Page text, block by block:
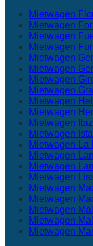
Mietwagen
Mietwagen
Mietwagen
Mietwagen
Mietwagen
Mietwagen
Mietwagen
Mietwagen
Mietwagen
Mietwagen
Mietwagen
Mietwagen
Mietwagen La
Mietwagen
Mietwagen
Mietwagen
Mietwagen
Mietwagen
Mietwagen
Mietwagen
Mietwagen